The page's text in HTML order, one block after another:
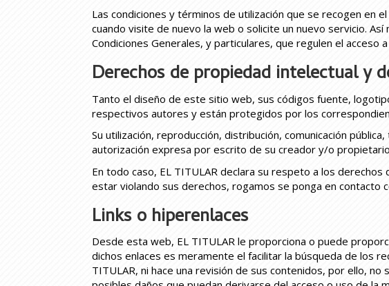
Las condiciones y términos de utilización que se recogen en
cuando visite de nuevo la web o solicite un nuevo servicio.
Condiciones Generales, y particulares, que regulen el
Derechos de propiedad intelectual y
Tanto el diseño de este sitio web, sus códigos fuente,
respectivos autores y están protegidos por los
Su utilización, reproducción, distribución, comunicación
autorización expresa por escrito de su creador y/o
En todo caso, EL TITULAR declara su respeto a los
estar violando sus derechos, rogamos se ponga en contacto
Links o hiperenlaces
Desde esta web, EL TITULAR le proporciona o puede
dichos enlaces es meramente el facilitar la búsqueda de los
TITULAR, ni hace una revisión de sus contenidos, por ello,